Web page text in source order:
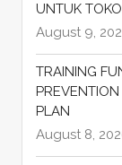
UNTUK
August 9,
TRAINING
PLAN
August 8,